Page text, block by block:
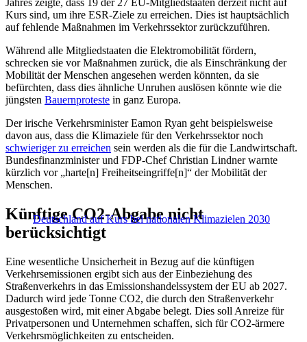
Jahres zeigte, dass 19 der 27 EU-Mitgliedstaaten derzeit nicht auf
Kurs sind, um ihre ESR-Ziele zu erreichen. Dies ist hauptsächlich
auf fehlende Maßnahmen im Verkehrssektor zurückzuführen.
Während alle Mitgliedstaaten die Elektromobilität fördern,
schrecken sie vor Maßnahmen zurück, die als Einschränkung der
Mobilität der Menschen angesehen werden könnten, da sie
befürchten, dass dies ähnliche Unruhen auslösen könnte wie die
jüngsten Bauernproteste in ganz Europa.
Der irische Verkehrsminister Eamon Ryan geht beispielsweise
davon aus, dass die Klimaziele für den Verkehrssektor noch
schwieriger zu erreichen sein werden als die für die Landwirtschaft.
Bundesfinanzminister und FDP-Chef Christian Lindner warnte
kürzlich vor „harte[n] Freiheitseingriffe[n]“ der Mobilität der
Menschen.
Deutschland auf Kurs bei nationalen Klimazielen 2030
Künftige CO2-Abgabe nicht
berücksichtigt
Eine wesentliche Unsicherheit in Bezug auf die künftigen
Verkehrsemissionen ergibt sich aus der Einbeziehung des
Straßenverkehrs in das Emissionshandelssystem der EU ab 2027.
Dadurch wird jede Tonne CO2, die durch den Straßenverkehr
ausgestoßen wird, mit einer Abgabe belegt. Dies soll Anreize für
Privatpersonen und Unternehmen schaffen, sich für CO2-ärmere
Verkehrsmöglichkeiten zu entscheiden.